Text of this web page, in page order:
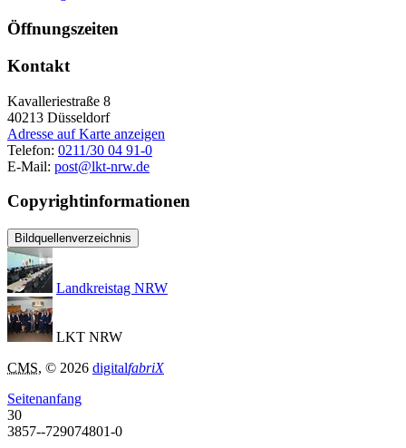
Öffnungszeiten
Kontakt
Kavalleriestraße 8
40213 Düsseldorf
Adresse auf Karte anzeigen
Telefon: 0211/30 04 91-0
E-Mail: post@lkt-nrw.de
Copyrightinformationen
Bildquellenverzeichnis
Landkreistag NRW
LKT NRW
CMS, © 2026 digitalfabriX
Seitenanfang
30
3857--729074801-0